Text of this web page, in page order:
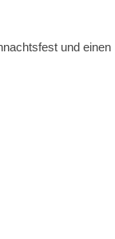
und einen